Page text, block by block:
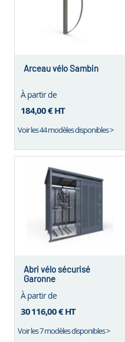
Arceau vélo Sambin
À partir de
184,00 €HT
Voir les 44 modèles disponibles >
Abri vélo sécurisé
Garonne
À partir de
30 116,00 €HT
Voir les 7 modèles disponibles >